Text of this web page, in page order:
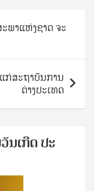
ພາແຫ່ງຊາດ ຈະ
ສະຖາບັນການ
ຕ່າງປະເທດ
ນ​ເກີດ ປ​ະ​